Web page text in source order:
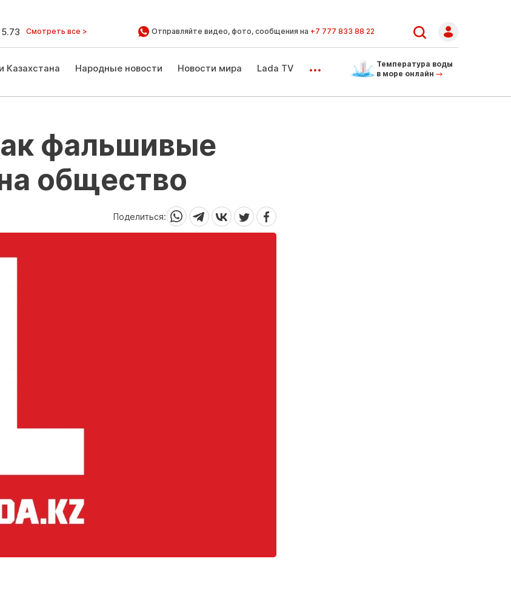
5.73 Смотреть все > Отправляйте видео, фото, сообщения на +7 777 833 88 22
Казахстана Народные новости Новости мира Lada TV ...
Температура воды
в море онлайн
фальшивые
общество
Поделиться: